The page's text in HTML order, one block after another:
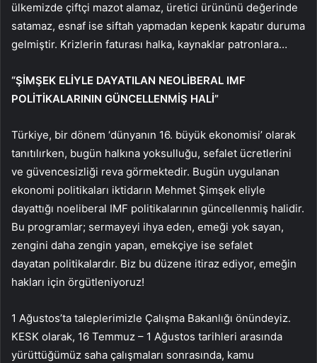
ülkemizde çiftçi mazot alamaz, üretici ürününü değerinde
satamaz, esnaf ise siftah yapmadan kepenk kapatır duruma
gelmiştir. Krizlerin faturası halka, kaynaklar patronlara…
“ŞİMŞEK ELİYLE DAYATILAN NEOLİBERAL IMF
POLİTİKALARININ GÜNCELLENMİŞ HALİ”
Türkiye, bir dönem ‘dünyanın 16. büyük ekonomisi’ olarak
tanıtılırken, bugün halkına yoksulluğu, sefalet ücretlerini
ve güvencesizliği reva görmektedir. Bugün uygulanan
ekonomi politikaları iktidarın Mehmet Şimşek eliyle
dayattığı noeliberal IMF politikalarının güncellenmiş halidir.
Bu programlar; sermayeyi ihya eden, emeği yok sayan,
zengini daha zengin yapan, emekçiye ise sefalet
dayatan politikalardır. Biz bu düzene itiraz ediyor, emeğin
hakları için örgütleniyoruz!
1 Ağustos’ta taleplerimizle Çalışma Bakanlığı önündeyiz.
KESK olarak, 16 Temmuz – 1 Ağustos tarihleri arasında
yürüttüğümüz saha çalışmaları sonrasında, kamu